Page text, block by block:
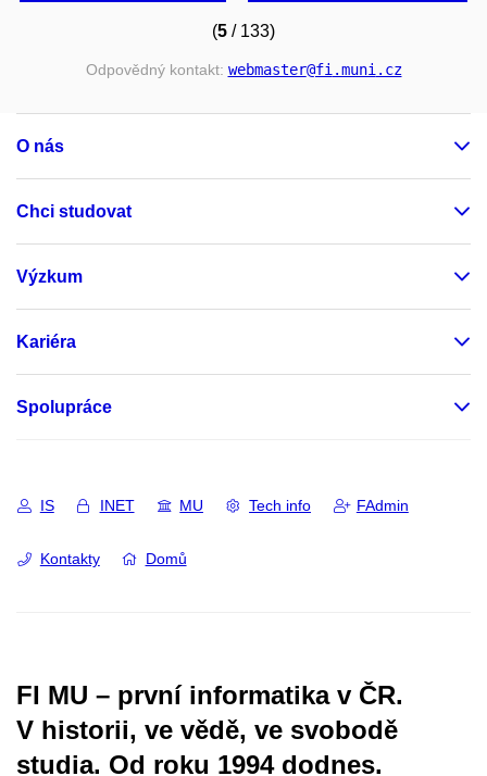
(5 / 133)
Odpovědný kontakt: webmaster@fi.muni.cz
O nás
Chci studovat
Výzkum
Kariéra
Spolupráce
IS INET MU Tech info FAdmin
Kontakty Domů
FI MU – první informatika v ČR.
V historii, ve vědě, ve svobodě
studia. Od roku 1994 dodnes.